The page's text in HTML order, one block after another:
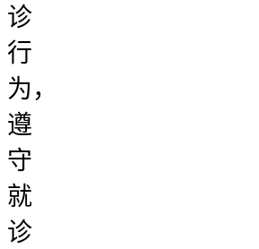
诊
行
为，
遵
守
就
诊